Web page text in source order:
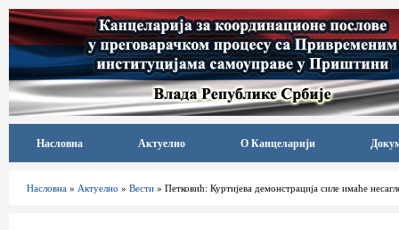
Насловна Актуелно О Канцеларији
Насловна » Актуелно » Вести » Петковић: Куртијева демонстрација силе имаће